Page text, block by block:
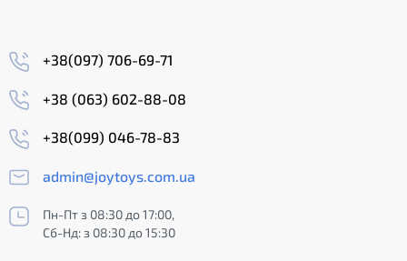
+38(097) 706-69-71
+38 (063) 602-88-08
+38(099) 046-78-83
admin@joytoys.com.ua
Пн-Пт з 08:30 до 17:00,
Сб-Нд: з 08:30 до 15:30